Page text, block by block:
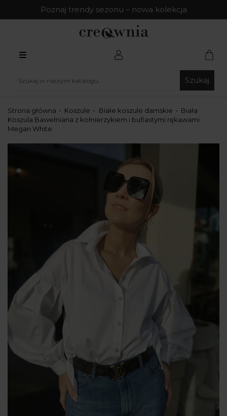
Poznaj trendy sezonu – nowa kolekcja
Szukaj
Strona główna Koszule Białe koszule damskie
Biała
Koszula Bawełniana z kołnierzykiem i bufiastymi rękawami
Megan White